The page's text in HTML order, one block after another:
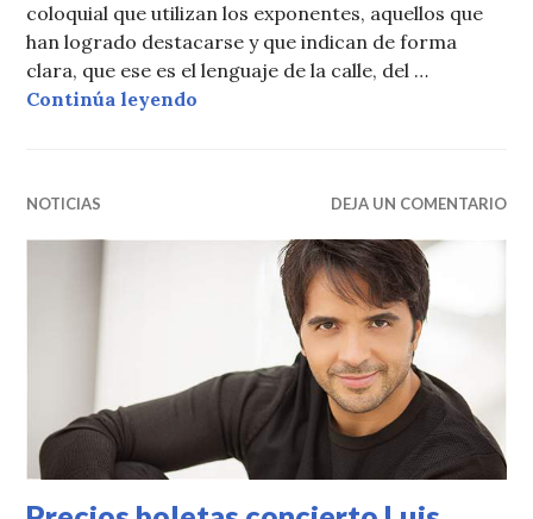
coloquial que utilizan los exponentes, aquellos que
han logrado destacarse y que indican de forma
clara, que ese es el lenguaje de la calle, del …
Continúa leyendo
NOTICIAS DEJA UN COMENTARIO